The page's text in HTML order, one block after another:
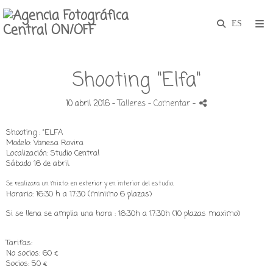
Shooting "Elfa"
10 abril 2016 -Talleres - Comentar-
Shooting : "ELFA
Modelo: Vanesa Rovira
Localización: Studio Central
Sábado 16 de abril.
Se realizara un mixto: en exterior y en interior del estudio.
Horario: 16:30 h a 17:30 (minimo 6 plazas)
Si se llena se amplia una hora : 16:30h a 17:30h (10 plazas maximo)
Tarifas:
No socios: 60 €
Socios: 50 €